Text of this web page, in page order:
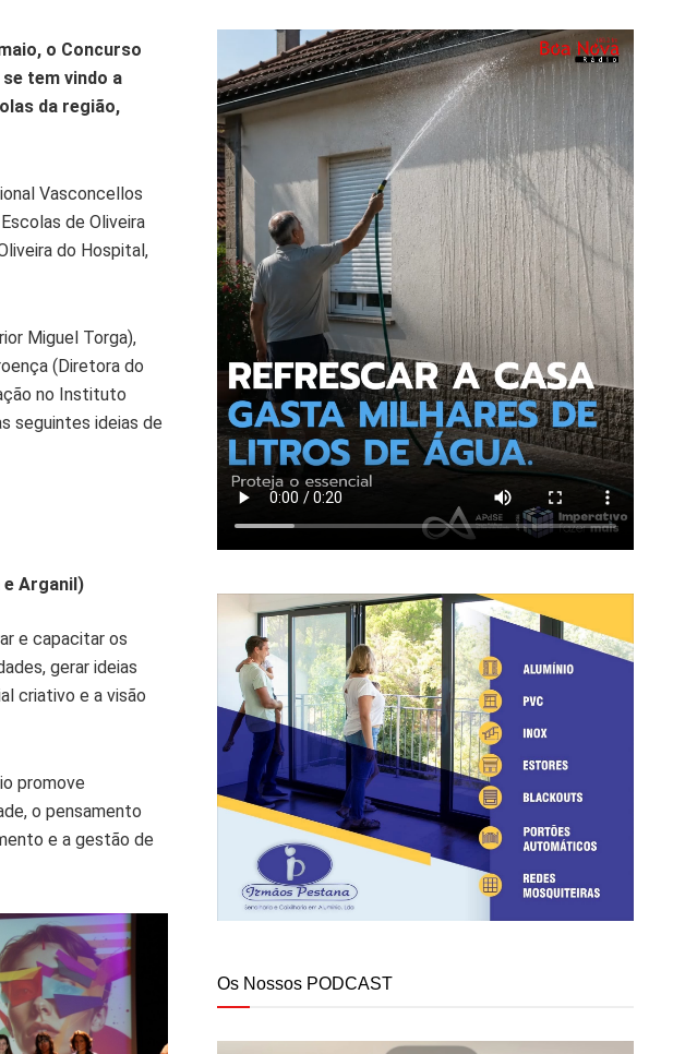
o Concurso
tem vindo a
da região,
Vasconcellos
de Oliveira
do Hospital,
Miguel Torga),
(Diretora do
no Instituto
seguintes ideias de
e Arganil)
e capacitar os
gerar ideias
criativo e a visão
promove
o pensamento
e a gestão de
Os Nossos PODCAST